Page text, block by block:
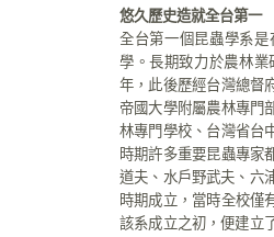
悠久歷史造就全台第一
全台第一個昆蟲學系
學。長期致力於農林業
年，此後歷經台灣總督
帝國大學附屬農林專門
林專門學校、台灣省台
時期許多重要昆蟲專家
道夫、水戶野武夫、六
時期成立，當時全校僅
該系成立之初，便建立